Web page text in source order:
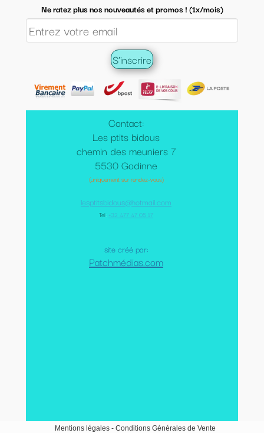
Contact:
Les ptits bidous
chemin des meuniers 7
5530 Godinne
(uniquement sur rendez-vous)
lesptitsbidous@hotmail.com
Tel: +32 477 47 05 17
site créé par:
Patchmédias.com
Ne ratez plus nos nouveautés et promos ! (1x/mois)
Mentions légales- Conditions Générales de Vente